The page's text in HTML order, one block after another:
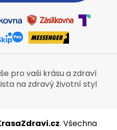
pro vaši krásu a zdraví
na zdravý životní styl
. Všechna